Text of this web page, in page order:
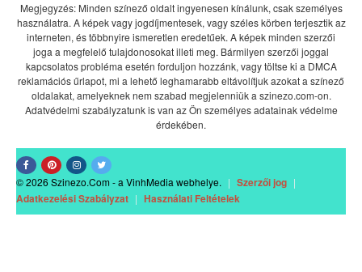
Megjegyzés: Minden színező oldalt ingyenesen kínálunk, csak személyes
használatra. A képek vagy jogdíjmentesek, vagy széles körben terjesztik az
interneten, és többnyire ismeretlen eredetűek. A képek minden szerzői
joga a megfelelő tulajdonosokat illeti meg. Bármilyen szerzői joggal
kapcsolatos probléma esetén forduljon hozzánk, vagy töltse ki a DMCA
reklamációs űrlapot, mi a lehető leghamarabb eltávolítjuk azokat a színező
oldalakat, amelyeknek nem szabad megjelenniük a szinezo.com-on.
Adatvédelmi szabályzatunk is van az Ön személyes adatainak védelme
érdekében.
© 2026 Szinezo.Com - a VinhMedia webhelye. | Szerzői jog |
Adatkezelési Szabályzat | Használati Feltételek